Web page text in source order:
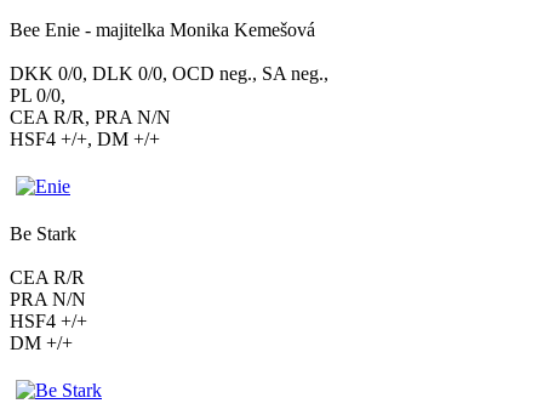
Bee Enie - majitelka Monika Kemešová
DKK 0/0, DLK 0/0, OCD neg., SA neg.,
PL 0/0,
CEA R/R, PRA N/N
HSF4 +/+, DM +/+
Be Stark
CEA R/R
PRA N/N
HSF4 +/+
DM +/+